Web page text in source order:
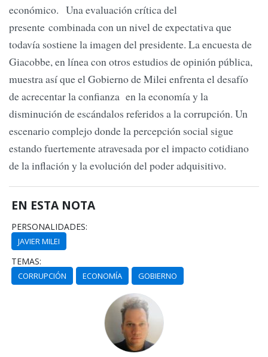
económico. Una evaluación crítica del
presente combinada con un nivel de expectativa que
todavía sostiene la imagen del presidente. La encuesta de
Giacobbe, en línea con otros estudios de opinión pública,
muestra así que el Gobierno de Milei enfrenta el desafío
de acrecentar la confianza en la economía y la
disminución de escándalos referidos a la corrupción. Un
escenario complejo donde la percepción social sigue
estando fuertemente atravesada por el impacto cotidiano
de la inflación y la evolución del poder adquisitivo.
EN ESTA NOTA
PERSONALIDADES:
JAVIER MILEI
TEMAS:
CORRUPCIÓN ECONOMÍA GOBIERNO